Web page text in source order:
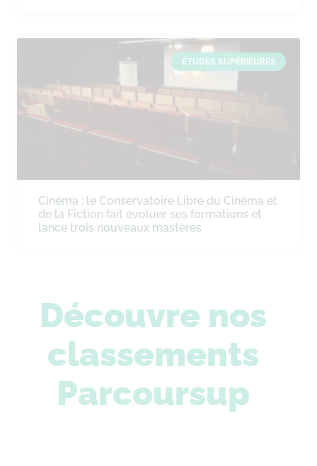
ÉTUDES SUPÉRIEURES
Cinéma : le Conservatoire Libre du Cinéma et
de la Fiction fait évoluer ses formations et
lance trois nouveaux mastères
Découvre nos
classements
Parcoursup